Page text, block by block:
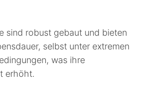
sind robust gebaut und bieten
selbst unter extremen
was ihre
erhöht.